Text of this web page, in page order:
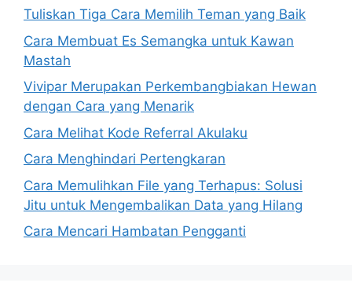
Tuliskan Tiga Cara Memilih Teman yang Baik
Cara Membuat Es Semangka untuk Kawan
Mastah
Vivipar Merupakan Perkembangbiakan Hewan
dengan Cara yang Menarik
Cara Melihat Kode Referral Akulaku
Cara Menghindari Pertengkaran
Cara Memulihkan File yang Terhapus: Solusi
Jitu untuk Mengembalikan Data yang Hilang
Cara Mencari Hambatan Pengganti